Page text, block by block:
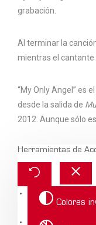
grabación.
Al terminar la
mientras el cantante
“My Only Angel” es
desde la salida de
2012. Aunque sólo